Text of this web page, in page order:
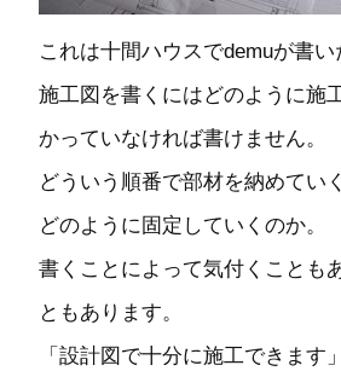
これは十間ハウスでdemuが書い
施工図を書くにはどのように施
かっていなければ書けません。
どういう順番で部材を納めてい
どのように固定していくのか。
書くことによって気付くことも
ともあります。
「設計図で十分に施工できます」